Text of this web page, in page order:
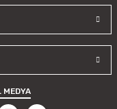
MEDYA